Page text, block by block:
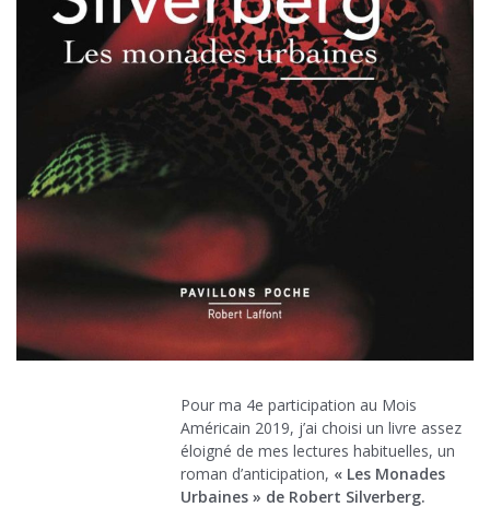
Pour ma 4e participation au Mois
Américain 2019, j’ai choisi un livre assez
éloigné de mes lectures habituelles, un
roman d’anticipation, « Les Monades
Urbaines » de Robert Silverberg.